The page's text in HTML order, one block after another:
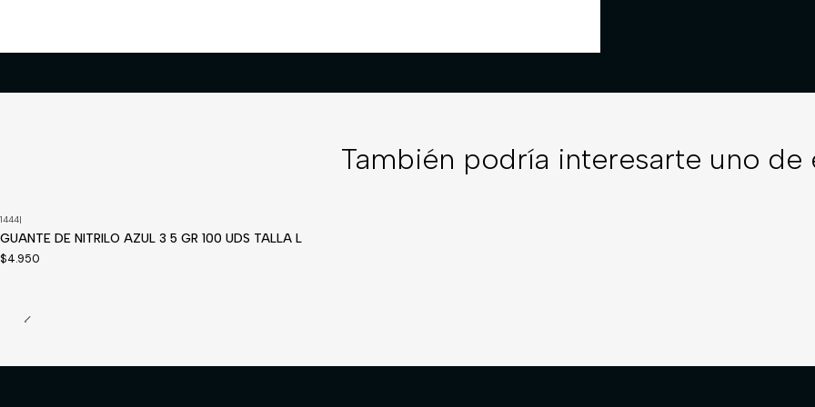
También podría interesarte uno de
1444|
GUANTE DE NITRILO AZUL 3 5 GR 100 UDS TALLA L
$4.950